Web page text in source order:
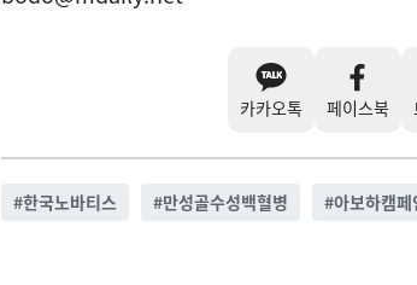
카카오톡 페이스북
#한국노바티스 #만성골수성백혈병 #아보하캠페